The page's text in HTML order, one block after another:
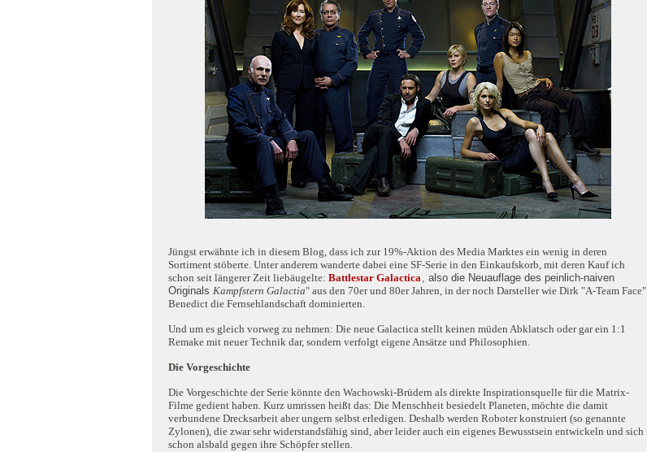
Jüngst erwähnte ich in diesem Blog, dass ich zur 19%-Aktion des Media Marktes ein wenig in deren
Sortiment stöberte. Unter anderem wanderte dabei eine SF-Serie in den Einkaufskorb, mit deren Kauf ich
schon seit längerer Zeit liebäugelte: Battlestar Galactica, also die Neuauflage des peinlich-naiven
Originals Kampfstern Galactia" aus den 70er und 80er Jahren, in der noch Darsteller wie Dirk "A-Team Face"
Benedict die Fernsehlandschaft dominierten.
Und um es gleich vorweg zu nehmen: Die neue Galactica stellt keinen müden Abklatsch oder gar ein 1:1
Remake mit neuer Technik dar, sondern verfolgt eigene Ansätze und Philosophien.
Die Vorgeschichte
Die Vorgeschichte der Serie könnte den Wachowski-Brüdern als direkte Inspirationsquelle für die Matrix-
Filme gedient haben. Kurz umrissen heißt das: Die Menschheit besiedelt Planeten, möchte die damit
verbundene Drecksarbeit aber ungern selbst erledigen. Deshalb werden Roboter konstruiert (so genannte
Zylonen), die zwar sehr widerstandsfähig sind, aber leider auch ein eigenes Bewusstsein entwickeln und sich
schon alsbald gegen ihre Schöpfer stellen.